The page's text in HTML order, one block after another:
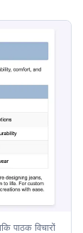
पाठक विचारों